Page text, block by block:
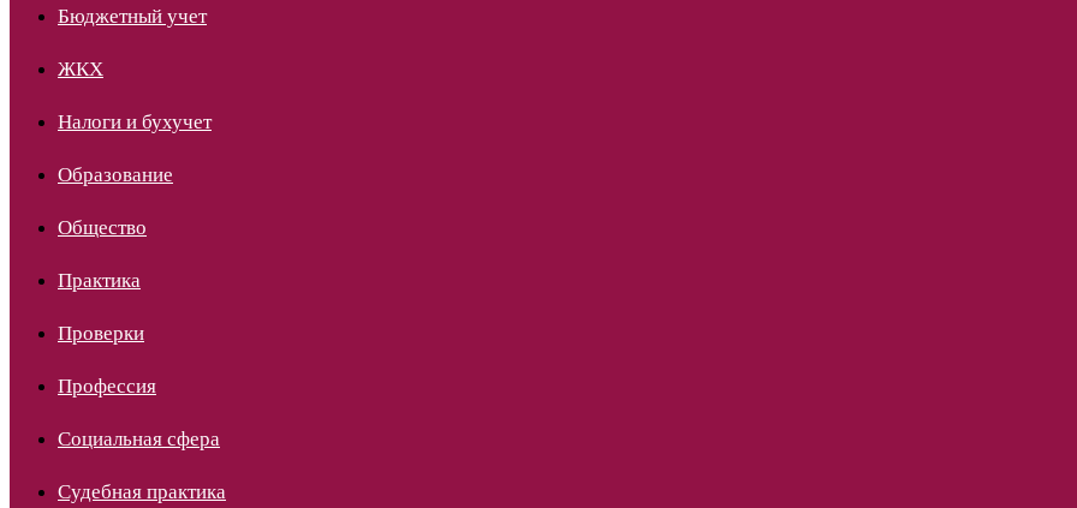
Бюджетный учет
ЖКХ
Налоги и бухучет
Образование
Общество
Практика
Проверки
Профессия
Социальная сфера
Судебная практика